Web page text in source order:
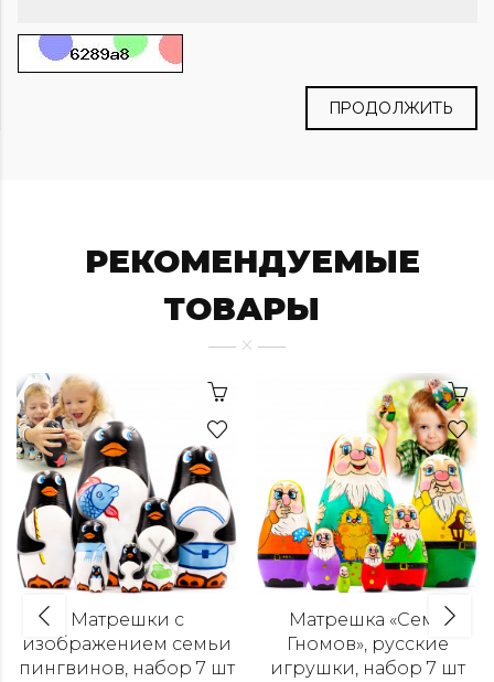
ПРОДОЛЖИТЬ
РЕКОМЕНДУЕМЫЕ
ТОВАРЫ
Матрешки с
изображением семьи
пингвинов, набор 7 шт
Матрешка «Семь
Гномов», русские
игрушки, набор 7 шт